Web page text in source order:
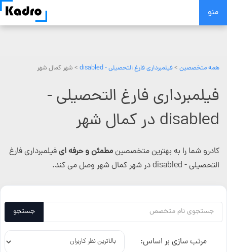
Skip
منو
همه متخصصین >فیلمبرداری فارغ التحصیلی - disabled > شهر کمال شهر
فیلمبرداری فارغ التحصیلی -
disabled در کمال شهر
کادرو شما را به بهترین متخصصینمطمئن و حرفه ایفیلمبرداری فارغ
التحصیلی - disabled در شهر کمال شهر وصل می کند.
جستجو
مرتب سازی بر اساس: